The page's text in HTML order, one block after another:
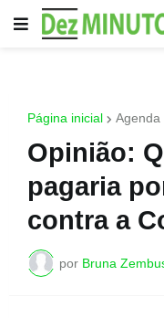
Página inicial Agenda
Opinião:
pagaria
contra a
por Bruna